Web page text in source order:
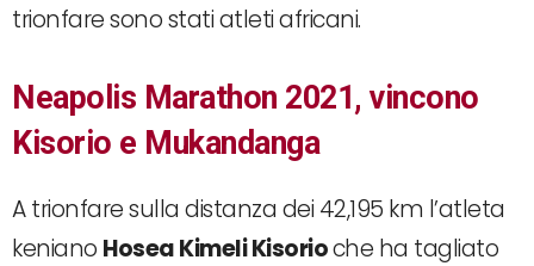
trionfare sono stati atleti africani.
Neapolis Marathon 2021, vincono
Kisorio e Mukandanga
A trionfare sulla distanza dei 42,195 km l’atleta
keniano Hosea Kimeli Kisorioche ha tagliato